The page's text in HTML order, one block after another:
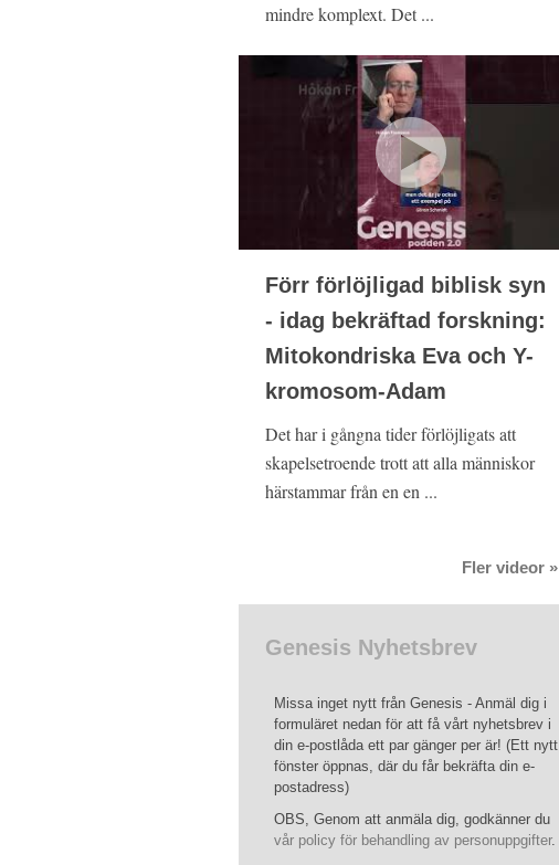
mindre komplext. Det ...
Förr förlöjligad biblisk syn
- idag bekräftad forskning:
Mitokondriska Eva och Y-
kromosom-Adam
Det har i gångna tider förlöjligats att
skapelsetroende trott att alla människor
härstammar från en en ...
Fler videor »
Genesis Nyhetsbrev
Missa inget nytt från Genesis - Anmäl dig i
formuläret nedan för att få vårt nyhetsbrev i
din e-postlåda ett par gänger per är! (Ett nytt
fönster öppnas, där du får bekräfta din e-
postadress)
OBS, Genom att anmäla dig, godkänner du
vår policy för behandling av personuppgifter.